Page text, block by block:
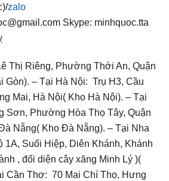
zalo
Skype: minhquoc.tta
Thị Riêng, Phường Thới An, Quận
Gòn). – Tại Hà Nội: Trụ H3, Cầu
Mai, Hà Nội( Kho Hà Nội). – Tại
Sơn, Phường Hòa Thọ Tây, Quận
Nẵng( Kho Đà Nẵng). – Tại Nha
1A, Suối Hiệp, Diên Khánh, Khánh
, đối diện cây xăng Minh Lý )(
Cần Thơ: 70 Mai Chí Thọ, Hưng